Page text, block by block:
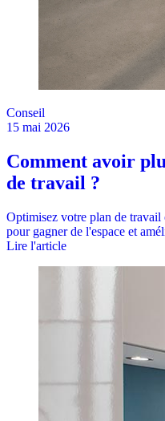
Conseil
15 mai 2026
Comment avoir
de travail ?
Optimisez votre plan de travail
pour gagner de l'espace et
Lire l'article